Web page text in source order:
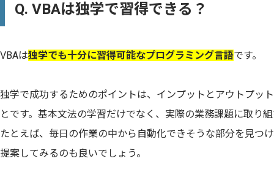
Q. VBAは独学で習得できる？
VBAは独学でも十分に習得可能なプログラミング言語です。
独学で成功するためのポイントは、インプットとアウトプッ
とです。基本文法の学習だけでなく、実際の業務課題に取り
たとえば、毎日の作業の中から自動化できそうな部分を見つ
提案してみるのも良いでしょう。